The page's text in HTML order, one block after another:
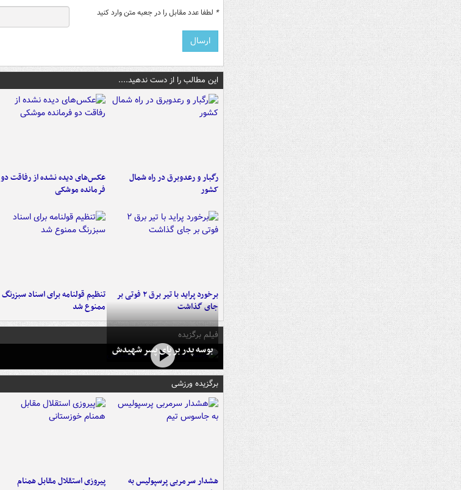
* لطفا عدد مقابل را در جعبه متن وارد کنید
این مطالب را از دست ندهید....
رگبار و رعدوبرق در راه شمال
کشور
عکس‌های دیده نشده از رفاقت دو
فرمانده‌ موشکی
برخورد پراید با تیر برق ۲ فوتی بر
جای گذاشت
تنظیم قولنامه برای اسناد سبزرنگ
ممنوع شد
فیلم برگزیده
بوسه‌ پدر بر پای پسر شهیدش
برگزیده ورزشی
هشدار سرمربی پرسپولیس به
پیروزی استقلال مقابل همنام